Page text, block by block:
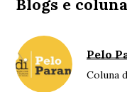
Blogs e
Pelo
Coluna